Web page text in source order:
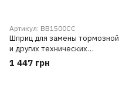
Артикул: BB1500CC
Шприц для замены тормозной
и других технических
жидкостей 1,5л G.I.KRAFT
BB1500CC
1 447 грн